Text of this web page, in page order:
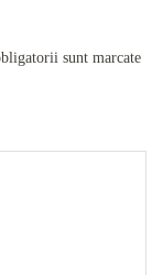
sunt marcate